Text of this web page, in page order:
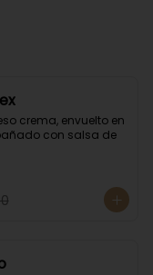
crema, envuelto en
con salsa de